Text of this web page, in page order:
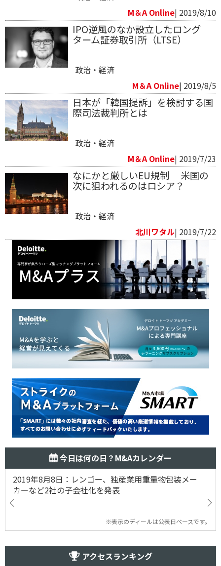
M＆A Online| 2019/8/10
IPO逆風のなか設立したロング
ターム証券取引所（LTSE）
政治・経済
M＆A Online| 2019/8/5
日本が「韓国提訴」を検討する国
際司法裁判所とは
政治・経済
M＆A Online| 2019/7/23
なにかと厳しいEU規制 米国の
次に狙われるのはロシア？
政治・経済
北川ワタル| 2019/7/22
今日は何の日？M&Aカレンダー
2019年8月8日：レンゴー、独産業用重量物包装メー
カーなど2社の子会社化を発表
※表示のディールは公表日ベースです。
アクセスランキング